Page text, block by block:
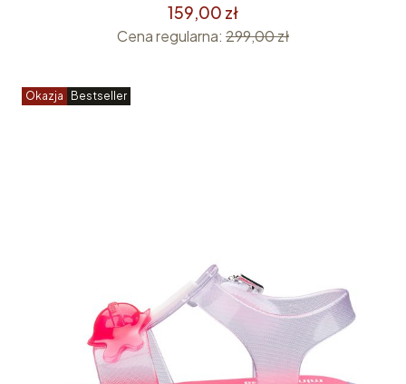
159,00 zł
Cena regularna: 299,00 zł
Okazja Bestseller